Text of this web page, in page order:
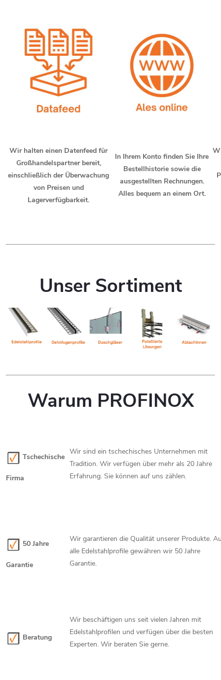
Wir halten einen Datenfeed für
Großhandelspartner bereit,
einschließlich der Überwachung
von Preisen und
Lagerverfügbarkeit.
In Ihrem Konto finden Sie Ihre
Bestellhistorie sowie die
ausgestellten Rechnungen.
Alles bequem an einem Ort.
Unser Sortiment
Warum PROFINOX
Tschechische
Firma
Wir sind ein tschechisches Unternehmen mit
Tradition. Wir verfügen über mehr als 20 Jahre
Erfahrung. Sie können auf uns zählen.
50 Jahre
Garantie
Wir garantieren die Qualität unserer Produkte.
alle Edelstahlprofile gewähren wir 50 Jahre
Garantie.
Beratung
Wir beschäftigen uns seit vielen Jahren mit
Edelstahlprofilen und verfügen über die besten
Experten. Wir beraten Sie gerne.